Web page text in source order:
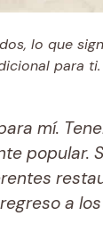
lo que
para ti.
mí.
popular.
a